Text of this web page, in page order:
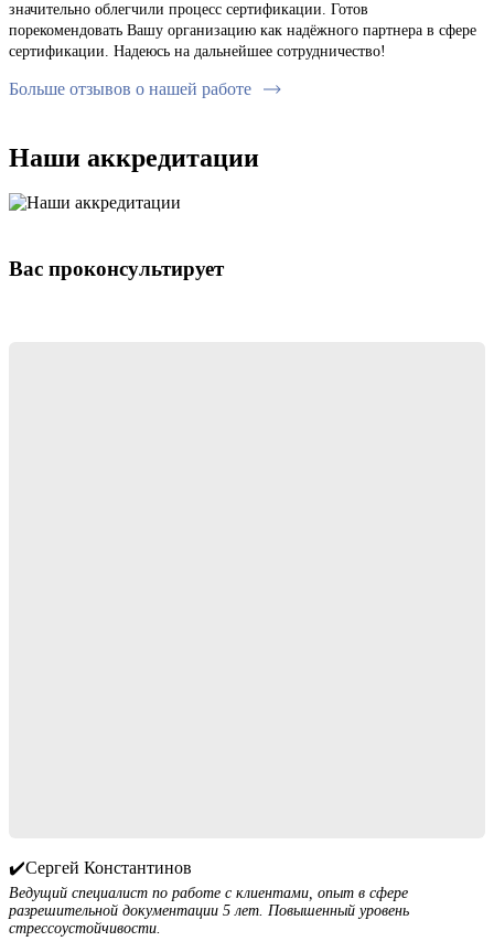
значительно облегчили процесс сертификации. Готов
порекомендовать Вашу организацию как надёжного партнера в сфере
сертификации. Надеюсь на дальнейшее сотрудничество!
Больше отзывов о нашей работе
Наши аккредитации
Вас проконсультирует
✔️Сергей Константинов
Ведущий специалист по работе с клиентами, опыт в сфере
разрешительной документации 5 лет. Повышенный уровень
стрессоустойчивости.